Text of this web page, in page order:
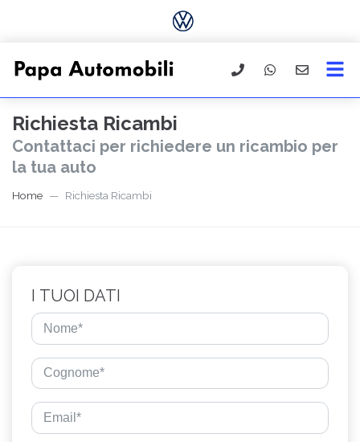
Richiesta Ricambi
Contattaci per richiedere un ricambio per
la tua auto
Home Richiesta Ricambi
I TUOI DATI